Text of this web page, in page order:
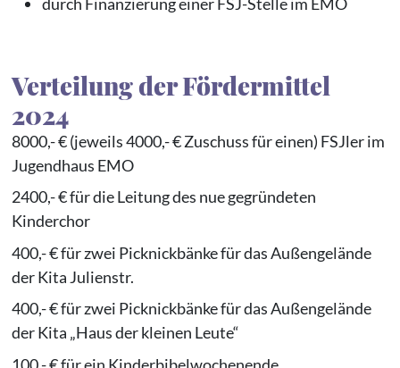
durch Finanzierung einer FSJ-Stelle im EMO
Verteilung der Fördermittel
2024
8000,- € (jeweils 4000,- € Zuschuss für einen) FSJler im
Jugendhaus EMO
2400,- € für die Leitung des nue gegründeten
Kinderchor
400,- € für zwei Picknickbänke für das Außengelände
der Kita Julienstr.
400,- € für zwei Picknickbänke für das Außengelände
der Kita „Haus der kleinen Leute“